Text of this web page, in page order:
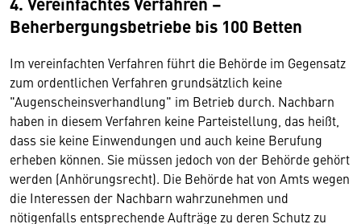
Beherbergungsbetriebe bis 100 Betten
Im vereinfachten Verfahren führt die Behörde im Gegensatz
zum ordentlichen Verfahren grundsätzlich keine
"Augenscheinsverhandlung" im Betrieb durch. Nachbarn
haben in diesem Verfahren keine Parteistellung, das heißt,
dass sie keine Einwendungen und auch keine Berufung
erheben können. Sie müssen jedoch von der Behörde gehört
werden (Anhörungsrecht). Die Behörde hat von Amts wegen
die Interessen der Nachbarn wahrzunehmen und
nötigenfalls entsprechende Aufträge zu deren Schutz zu